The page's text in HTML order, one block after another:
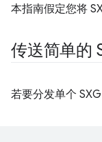
本指南假定您将
传送简单的
若要分发单个